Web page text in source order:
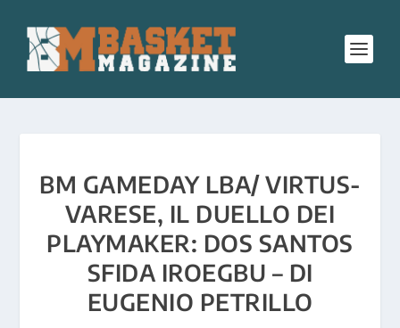
BM GAMEDAY LBA/ VIRTUS-
VARESE, IL DUELLO DEI
PLAYMAKER: DOS SANTOS
SFIDA IROEGBU – DI
EUGENIO PETRILLO